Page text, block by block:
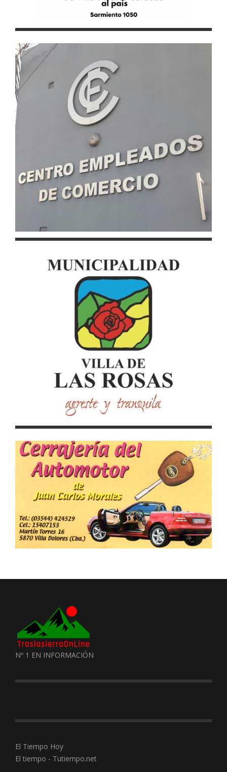
Nº 1 EN INFORMACIÓN
El Tiempo Hoy
El tiempo - Tutiempo.net